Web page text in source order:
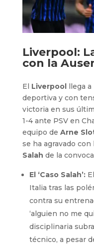
Liverpool:
con la
El Liverpool
llega
deportiva y con
victoria en sus
1-4 ante PSV en
equipo de Arne
se ha agravado
Salah de la
El ‘Caso Salah’:
Italia tras las
contra su
‘alguien no me
disciplinaria
técnico, a pesar